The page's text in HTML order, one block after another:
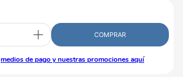
COMPRAR
medios de pago y nuestras promociones aquí